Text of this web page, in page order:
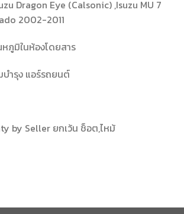
Dragon Eye (Calsonic) ,Isuzu MU 7
2002-2011
ภูมิในห้องโดยสาร
บำรุง แอร์รถยนต์
by Seller ยกเว้น ช็อต,ไหม้